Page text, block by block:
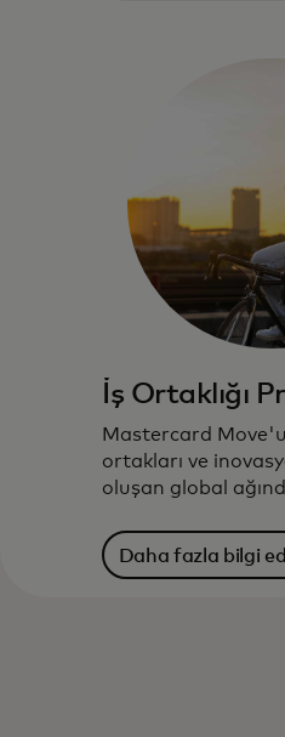
İş Ortaklığı
Mastercard
ortakları ve
oluşan global
Daha fazla bilgi